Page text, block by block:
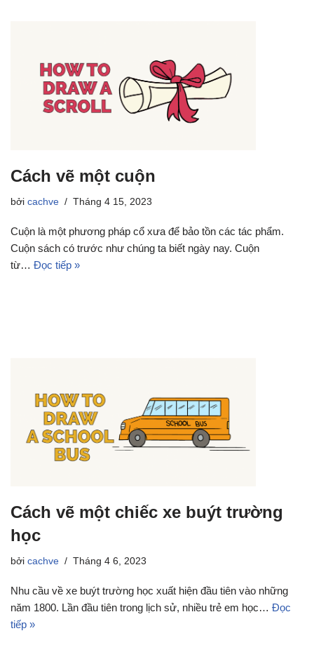
Cách vẽ một cuộn
bởi cachve Tháng 4 15, 2023
Cuộn là một phương pháp cổ xưa để bảo tồn các tác phẩm.
Cuộn sách có trước như chúng ta biết ngày nay. Cuộn
từ… Đọc tiếp »
Cách vẽ một chiếc xe buýt trường
học
bởi cachve Tháng 4 6, 2023
Nhu cầu về xe buýt trường học xuất hiện đầu tiên vào những
năm 1800. Lần đầu tiên trong lịch sử, nhiều trẻ em học… Đọc
tiếp »